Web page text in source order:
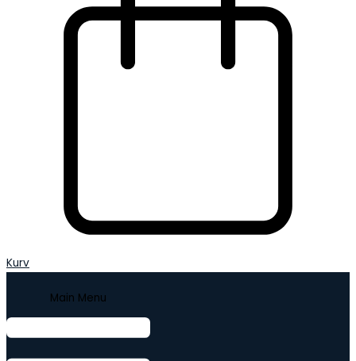
Kurv
Main Menu